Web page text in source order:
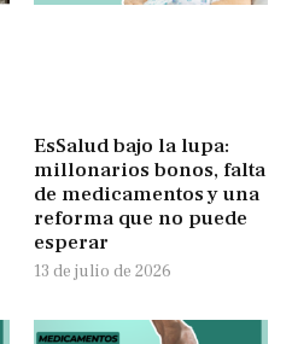
EsSalud bajo la lupa:
millonarios bonos, falta
de medicamentos y una
reforma que no puede
esperar
13 de julio de 2026